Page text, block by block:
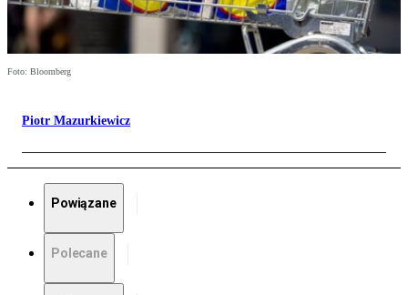
Foto: Bloomberg
Piotr Mazurkiewicz
Powiązane
Polecane